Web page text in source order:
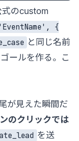
のcustom
{
と同じ名前
ールを作る。こ
が見えた瞬間だ
のクリックでは
を送